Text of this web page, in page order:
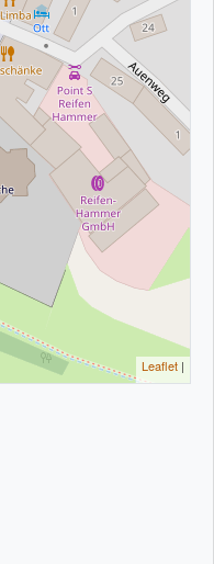
Leaflet |